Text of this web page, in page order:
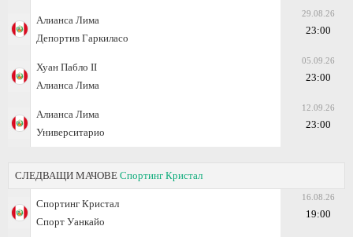
Алианса Лима
Депортив Гаркиласо
29.08.26
23:00
Хуан Пабло II
Алианса Лима
05.09.26
23:00
Алианса Лима
Университарио
12.09.26
23:00
СЛЕДВАЩИ МАЧОВЕ Спортинг Кристал
Спортинг Кристал
Спорт Уанкайо
16.08.26
19:00